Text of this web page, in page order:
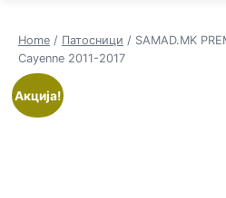
Home / Патосници / SAMAD.MK
Cayenne 2011-2017
Акција!